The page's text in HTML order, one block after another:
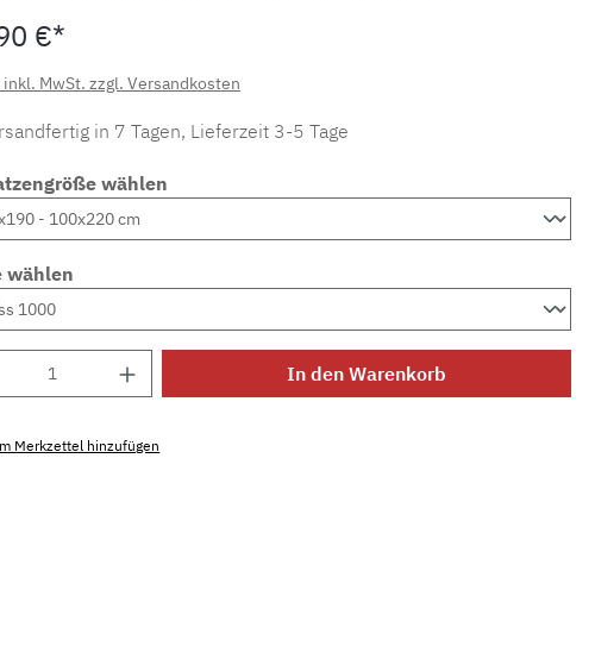
€*
inkl. MwSt. zzgl. Versandkosten
in 7 Tagen, Lieferzeit 3-5 Tage
wählen
wählen
Anzahl: Gib den gewünschten Wert ein
In den Warenkorb
Merkzettel hinzufügen